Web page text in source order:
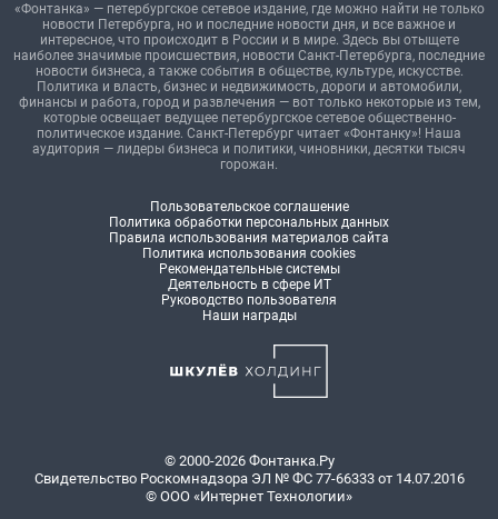
«Фонтанка» — петербургское сетевое издание, где можно найти не только
новости Петербурга, но и последние новости дня, и все важное и
интересное, что происходит в России и в мире. Здесь вы отыщете
наиболее значимые происшествия, новости Санкт-Петербурга, последние
новости бизнеса, а также события в обществе, культуре, искусстве.
Политика и власть, бизнес и недвижимость, дороги и автомобили,
финансы и работа, город и развлечения — вот только некоторые из тем,
которые освещает ведущее петербургское сетевое общественно-
политическое издание. Санкт-Петербург читает «Фонтанку»! Наша
аудитория — лидеры бизнеса и политики, чиновники, десятки тысяч
горожан.
Пользовательское соглашение
Политика обработки персональных данных
Правила использования материалов сайта
Политика использования cookies
Рекомендательные системы
Деятельность в сфере ИТ
Руководство пользователя
Наши награды
© 2000-2026 Фонтанка.Ру
Свидетельство Роскомнадзора ЭЛ № ФС 77-66333 от 14.07.2016
© ООО «Интернет Технологии»